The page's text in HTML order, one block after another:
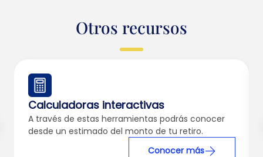
Otros recursos
Calculadoras interactivas
A través de estas herramientas podrás conocer
desde un estimado del monto de tu retiro.
Conocer más